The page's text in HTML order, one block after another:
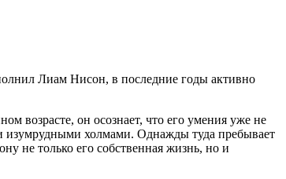
Лиам Нисон, в последние годы активно
возрасте, он осознает, что его умения уже не
изумрудными холмами. Однажды туда пребывает
не только его собственная жизнь, но и